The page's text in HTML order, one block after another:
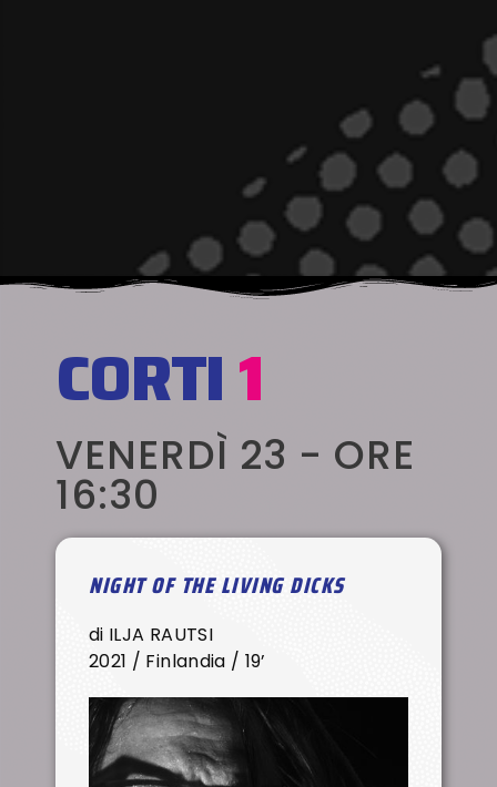
CORTI1
VENERDÌ 23 - ORE
16:30
NIGHT OF THE LIVING DICKS
di ILJA RAUTSI
2021 / Finlandia / 19’